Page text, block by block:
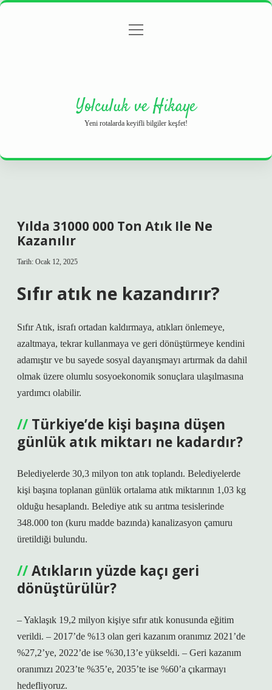
Gizlilik Politikası
menüyü
Yolculuk ve Hikaye
Yeni rotalarda keyifli bilgiler keşfet!
Yılda 31000 000 Ton Atık Ile Ne
Kazanılır
Tarih: Ocak 12, 2025
Sıfır atık ne kazandırır?
Sıfır Atık, israfı ortadan kaldırmaya, atıkları önlemeye,
azaltmaya, tekrar kullanmaya ve geri dönüştürmeye kendini
adamıştır ve bu sayede sosyal dayanışmayı artırmak da dahil
olmak üzere olumlu sosyoekonomik sonuçlara ulaşılmasına
yardımcı olabilir.
Türkiye’de kişi başına düşen
günlük atık miktarı ne kadardır?
Belediyelerde 30,3 milyon ton atık toplandı. Belediyelerde
kişi başına toplanan günlük ortalama atık miktarının 1,03 kg
olduğu hesaplandı. Belediye atık su arıtma tesislerinde
348.000 ton (kuru madde bazında) kanalizasyon çamuru
üretildiği bulundu.
Atıkların yüzde kaçı geri
dönüştürülür?
– Yaklaşık 19,2 milyon kişiye sıfır atık konusunda eğitim
verildi. – 2017’de %13 olan geri kazanım oranımız 2021’de
%27,2’ye, 2022’de ise %30,13’e yükseldi. – Geri kazanım
oranımızı 2023’te %35’e, 2035’te ise %60’a çıkarmayı
hedefliyoruz.